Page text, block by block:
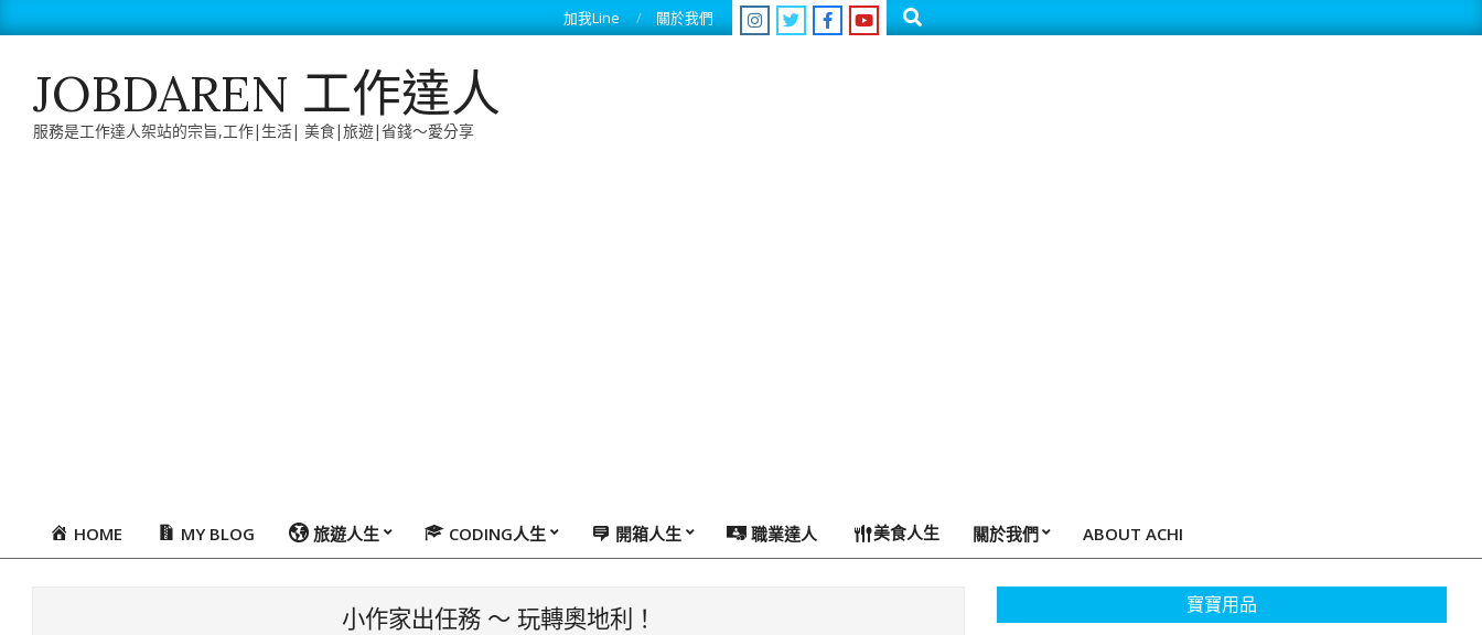
to
加我Line 關於我們 Search
JOBDAREN 工作達人
服務是工作達人架站的宗旨,工作|生活| 美食|旅遊|省錢～愛分享
PrimaryHOME MY BLOG 旅遊人生 CODING人生 開箱人生 職業達人 美食人生 關於我們 ABOUT ACHI
小作家出任務 ～ 玩轉奧地利！ 寶寶用品